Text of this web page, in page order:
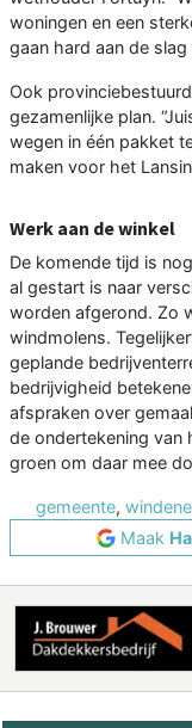
woningen en een
gaan hard aan de
Ook
gezamenlijke plan.
wegen in één pakket
maken voor het
Werk aan de winkel
De komende tijd is
al gestart is naar
worden afgerond. Zo
windmolens.
geplande
bedrijvigheid
afspraken over
de ondertekening van
groen om daar mee
gemeente,
Maak